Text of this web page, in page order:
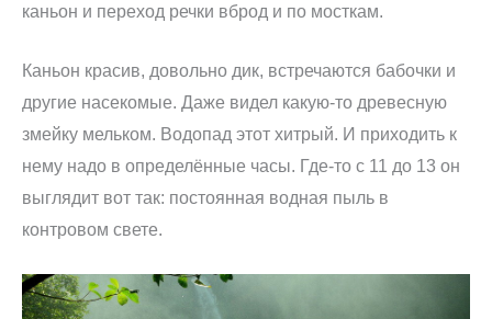
каньон и переход речки вброд и по мосткам.
Каньон красив, довольно дик, встречаются бабочки и
другие насекомые. Даже видел какую-то древесную
змейку мельком. Водопад этот хитрый. И приходить к
нему надо в определённые часы. Где-то с 11 до 13 он
выглядит вот так: постоянная водная пыль в
контровом свете.